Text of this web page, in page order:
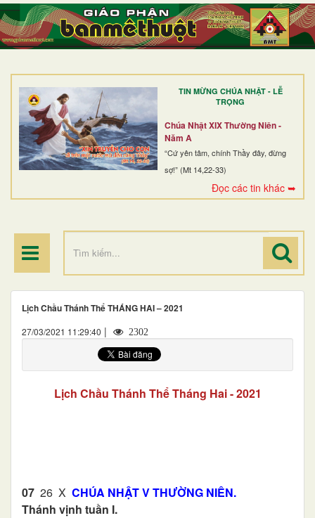
TIN MỪNG CHÚA NHẬT - LỄ
TRỌNG
Chúa Nhật XIX Thường Niên -
Năm A
“Cứ yên tâm, chính Thầy đây, đừng
sợ!” (Mt 14,22-33)
Đọc các tin khác ➥
TRANG NHẤT
GIỚI THIỆU
DÒNG TU
BAN MỤC VỤ
ĐOÀN THỂ CG
Lịch Chầu Thánh Thể THÁNG HAI – 2021
27/03/2021 11:29:40 | 2302
Lịch Chầu Thánh Thể Tháng Hai - 2021
07 26 X CHÚA NHẬT V THƯỜNG NIÊN.
Thánh vịnh tuần I.